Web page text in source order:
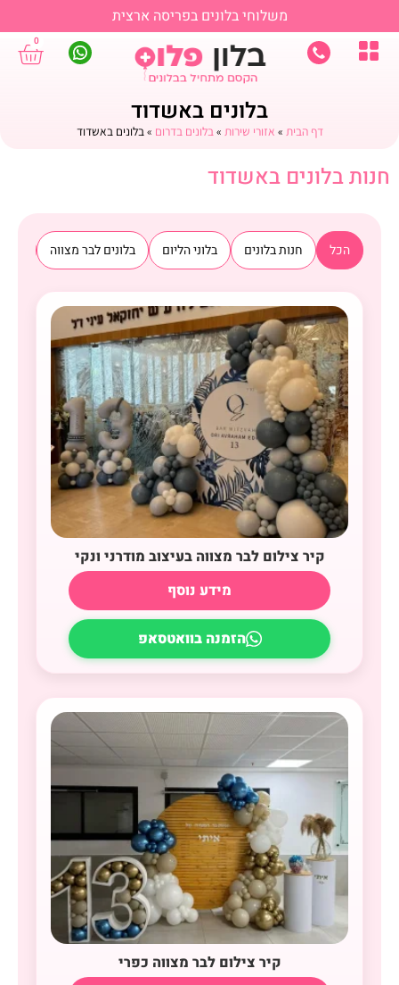
משלוחי בלונים בפריסה ארצית
0
בלונים באשדוד
דף הבית » אזורי שירות »בלונים בדרום »בלונים באשדוד
חנות בלונים באשדוד
הכל חנות בלונים בלוני הליום בלונים לבר מצווה
קיר צילום לבר מצווה בעיצוב מודרני ונקי
מידע נוסף
הזמנה בוואטסאפ
קיר צילום לבר מצווה כפרי